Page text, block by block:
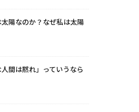
太陽なのか？なぜ私は太陽
間は黙れ」っていうなら